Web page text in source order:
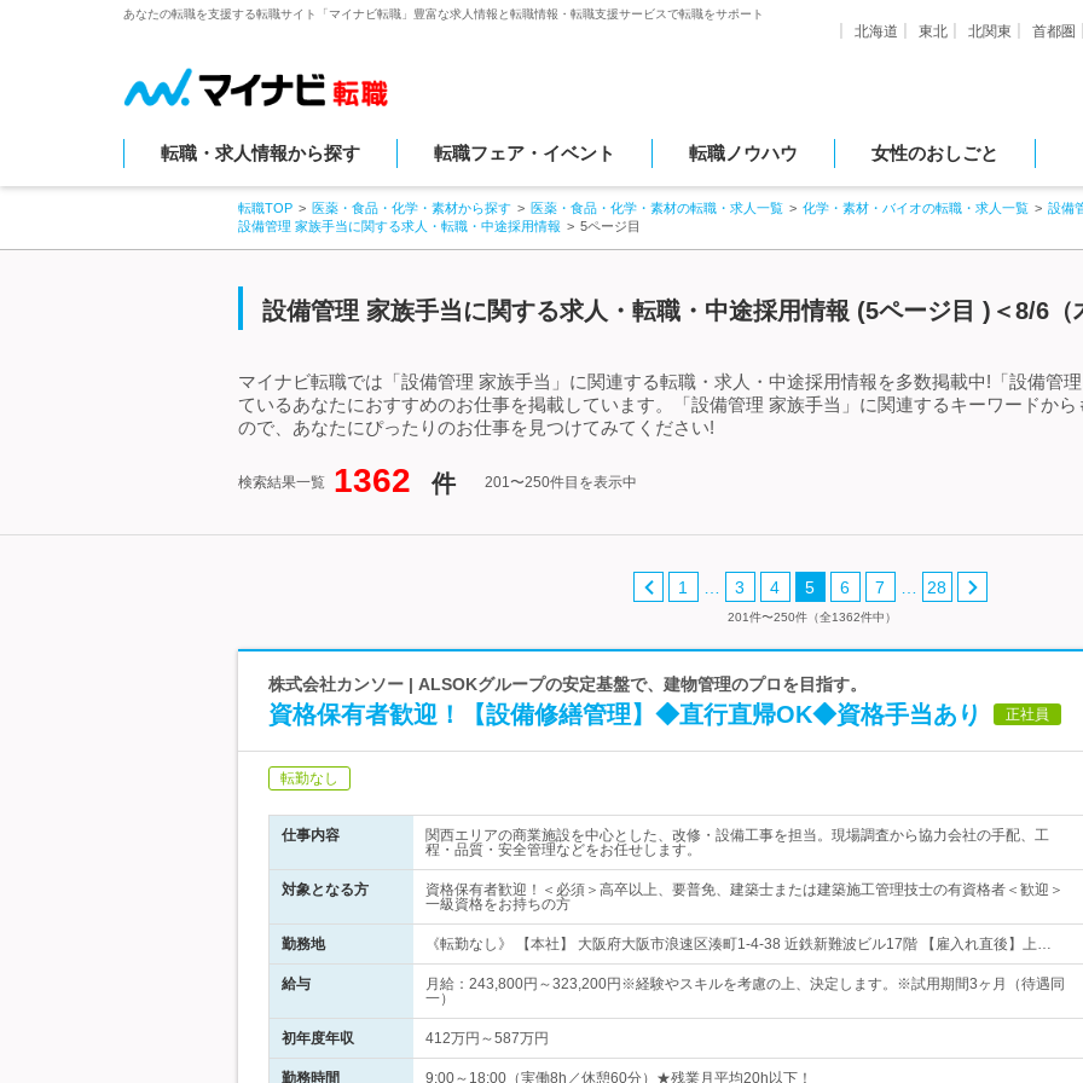
あなたの転職を支援する転職サイト「マイナビ転職」豊富な求人情報と転職情報・転職支援サービスで転職をサポート
北海道 東北 北関東 首都圏
転職・求人情報から探す 転職フェア・イベント 転職ノウハウ 女性のおしごと
転職TOP 医薬・食品・化学・素材から探す 医薬・食品・化学・素材の転職・求人一覧 化学・素材・バイオの転職・求人一覧
設備
設備管理 家族手当に関する求人・転職・中途採用情報
5ページ目
設備管理 家族手当に関する求人・転職・中途採用情報 (5ページ目 )＜8/6（
マイナビ転職では「設備管理 家族手当」に関連する転職・求人・中途採用情報を多数掲載中!「設備管
ているあなたにおすすめのお仕事を掲載しています。「設備管理 家族手当」に関連するキーワードか
ので、あなたにぴったりのお仕事を見つけてみてください!
検索結果一覧 1362 件 201〜250件目を表示中
1 3 4 5 6 7 28
201件〜250件（全1362件中）
株式会社カンソー | ALSOKグループの安定基盤で、建物管理のプロを目指す。
資格保有者歓迎！【設備修繕管理】◆直行直帰OK◆資格手当あり 正社員
転勤なし
仕事内容
関西エリアの商業施設を中心とした、改修・設備工事を担当。現場調査から協力会社の手配、工
程・品質・安全管理などをお任せします。
対象となる方
資格保有者歓迎！＜必須＞高卒以上、要普免、建築士または建築施工管理技士の有資格者＜歓迎＞
一級資格をお持ちの方
勤務地 《転勤なし》 【本社】 大阪府大阪市浪速区湊町1-4-38 近鉄新難波ビル17階 【雇入れ直後】上…
給与
月給：243,800円～323,200円※経験やスキルを考慮の上、決定します。※試用期間3ヶ月（待遇同
一）
初年度年収 412万円～587万円
勤務時間 9:00～18:00（実働8h／休憩60分）★残業月平均20h以下！